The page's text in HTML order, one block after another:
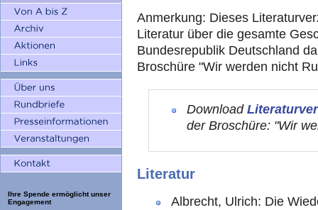
Ihre Spende ermöglicht unser
Engagement
Anmerkung: Dieses
Literatur über die gesamte
Bundesrepublik Deutschland
Broschüre "Wir werden nicht
Download
der Broschüre: "Wir
Literatur
Albrecht, Ulrich: Die